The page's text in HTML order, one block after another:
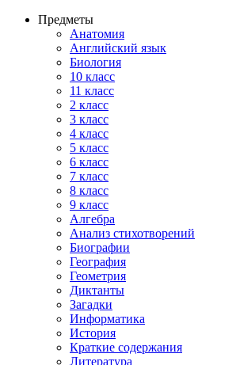
Предметы
Анатомия
Английский язык
Биология
10 класс
11 класс
2 класс
3 класс
4 класс
5 класс
6 класс
7 класс
8 класс
9 класс
Алгебра
Анализ стихотворений
Биографии
География
Геометрия
Диктанты
Загадки
Информатика
История
Краткие содержания
Литература